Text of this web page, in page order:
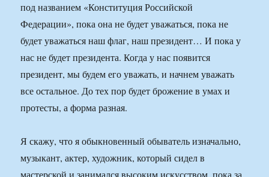
под названием «Конституция Российской
Федерации», пока она не будет уважаться, пока не
будет уважаться наш флаг, наш президент… И пока у
нас не будет президента. Когда у нас появится
президент, мы будем его уважать, и начнем уважать
все остальное. До тех пор будет брожение в умах и
протесты, а форма разная.
Я скажу, что я обыкновенный обыватель изначально,
музыкант, актер, художник, который сидел в